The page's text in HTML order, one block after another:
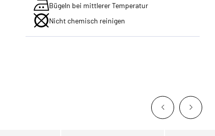
Bügeln bei mittlerer Temperatur
Nicht chemisch reinigen